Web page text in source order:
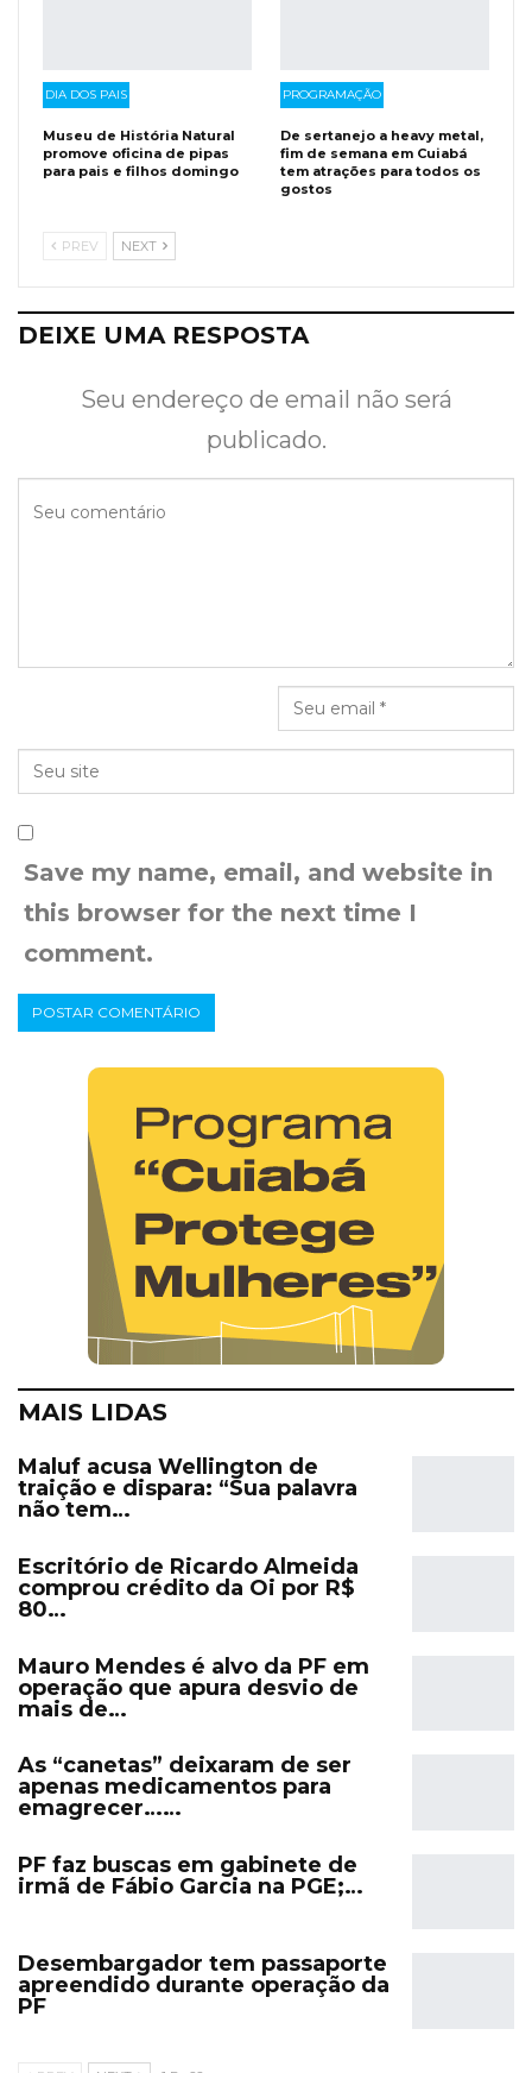
DIA DOS PAIS
Museu de História Natural
promove oficina de pipas
para pais e filhos domingo
PROGRAMAÇÃO
De sertanejo a heavy metal,
fim de semana em Cuiabá
tem atrações para todos os
gostos
PREV NEXT
DEIXE UMA RESPOSTA
Seu endereço de email não será
publicado.
Save my name, email, and website in
this browser for the next time I
comment.
MAIS LIDAS
Maluf acusa Wellington de
traição e dispara: “Sua palavra
não tem…
Escritório de Ricardo Almeida
comprou crédito da Oi por R$
80…
Mauro Mendes é alvo da PF em
operação que apura desvio de
mais de…
As “canetas” deixaram de ser
apenas medicamentos para
emagrecer……
PF faz buscas em gabinete de
irmã de Fábio Garcia na PGE;…
Desembargador tem passaporte
apreendido durante operação da
PF